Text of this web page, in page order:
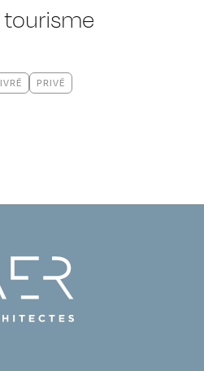
tourisme
PRIVÉ